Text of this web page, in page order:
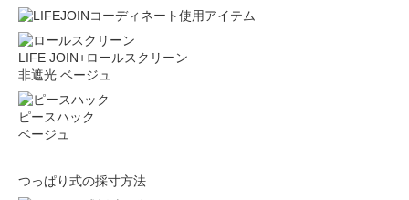
LIFE JOIN+ロールスクリーン
非遮光 ベージュ
ピースハック
ベージュ
つっぱり式の採寸方法